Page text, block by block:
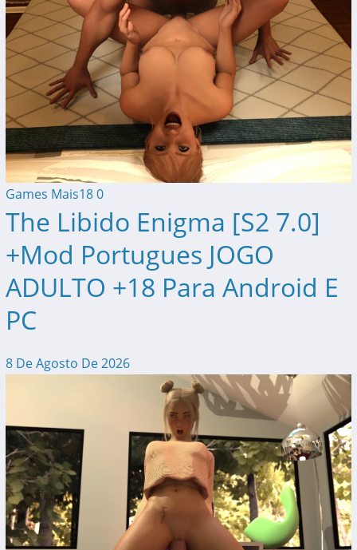
Games Mais180
The Libido Enigma [S2 7.0]
+Mod Portugues JOGO
ADULTO +18 Para Android E
PC
8 De Agosto De 2026